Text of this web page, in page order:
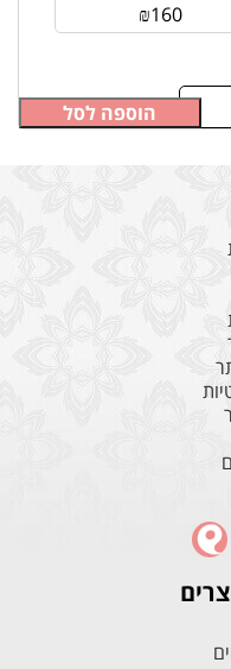
הוספה לסל
₪160